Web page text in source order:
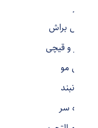
عطر
فیس براش
کاتر و قیچی
کش مو
گردنبند
گیره سر